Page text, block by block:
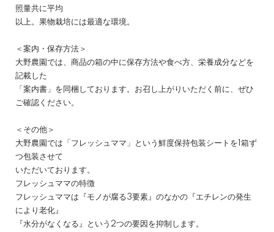
照量共に平均
以上。果物栽培には最適な環境。
＜案内・保存方法＞
大野農園では、商品の箱の中に保存方法や食べ方、栄養成分などを
記載した
「案内書」を同梱しております。お召し上がりいただく前に、ぜひ
ご確認ください。
＜その他＞
大野農園では「フレッシュママ」という鮮度保持包装シートを1箱ず
つ包装させて
いただいております。
フレッシュママの特徴
フレッシュママは『モノが腐る3要素』のなかの『エチレンの発生
により老化』
『水分がなくなる』という2つの要因を抑制します。